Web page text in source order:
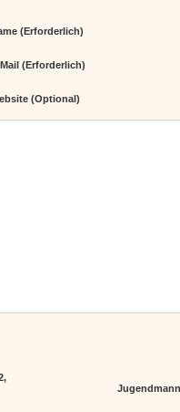
(erforderlich)
(erforderlich)
(Optional)